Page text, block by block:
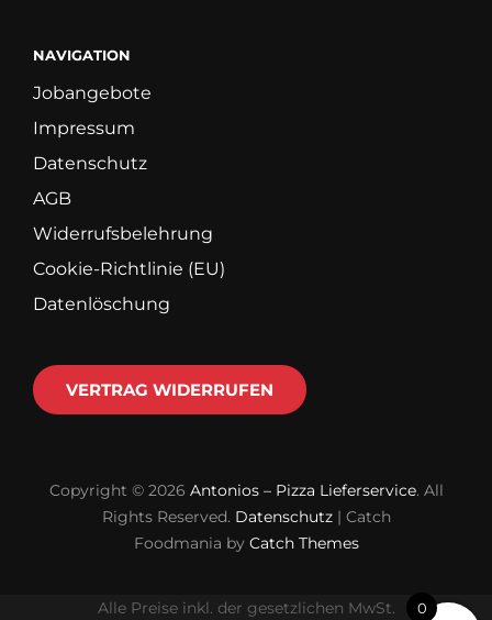
NAVIGATION
Jobangebote
Impressum
Datenschutz
AGB
Widerrufsbelehrung
Cookie-Richtlinie (EU)
Datenlöschung
VERTRAG WIDERRUFEN
Copyright © 2026 Antonios – Pizza Lieferservice. All
Rights Reserved. Datenschutz| Catch
Foodmania by Catch Themes
Alle Preise inkl. der gesetzlichen MwSt. 0